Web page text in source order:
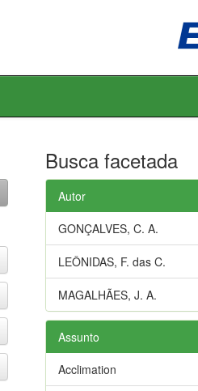
Busca facetada
Autor
GONÇALVES, C. A.
LEÔNIDAS, F. das C.
MAGALHÃES, J. A.
Assunto
Acclimation